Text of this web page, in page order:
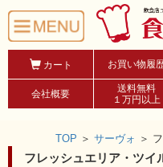
カート お買い物履
会社概要
送料無料
１万円以上
TOP ＞ サーヴォ ＞
フレッシュエリア・ツ